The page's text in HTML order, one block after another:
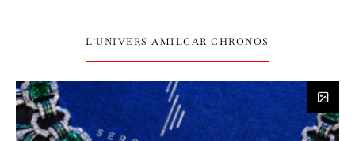
L’UNIVERS AMILCAR CHRONOS